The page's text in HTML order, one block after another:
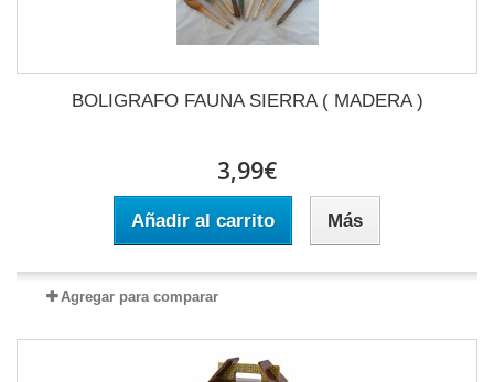
BOLIGRAFO FAUNA SIERRA ( MADERA )
3,99€
Añadir al carrito Más
Agregar para comparar